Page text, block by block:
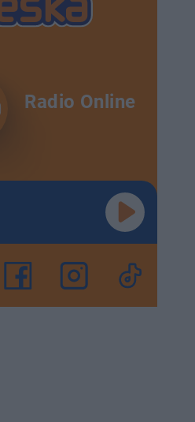
Radio Online